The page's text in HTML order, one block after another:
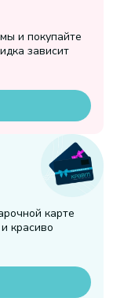
и покупайте
зависит
карте
красиво